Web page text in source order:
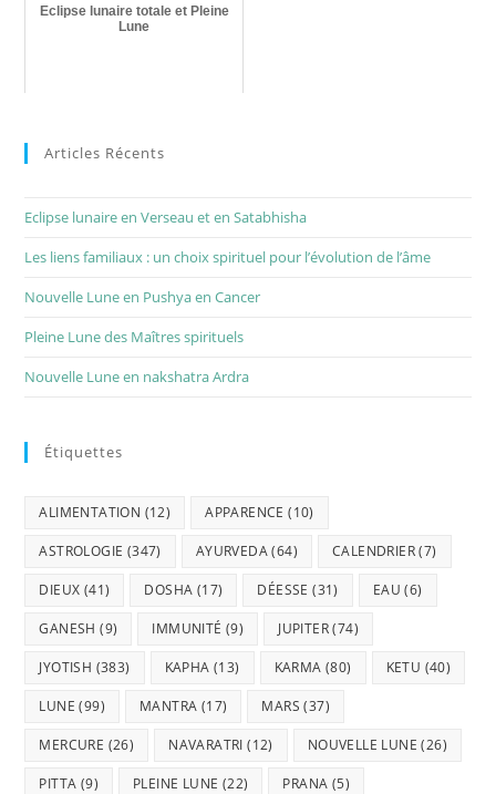
Eclipse lunaire totale et Pleine
Lune
Articles Récents
Eclipse lunaire en Verseau et en Satabhisha
Les liens familiaux : un choix spirituel pour l’évolution de l’âme
Nouvelle Lune en Pushya en Cancer
Pleine Lune des Maîtres spirituels
Nouvelle Lune en nakshatra Ardra
Étiquettes
ALIMENTATION (12) APPARENCE (10)
ASTROLOGIE (347) AYURVEDA(64) CALENDRIER(7)
DIEUX (41) DOSHA (17) DÉESSE (31) EAU (6)
GANESH (9) IMMUNITÉ (9) JUPITER(74)
JYOTISH (383) KAPHA (13) KARMA (80) KETU (40)
LUNE (99) MANTRA (17) MARS (37)
MERCURE (26) NAVARATRI (12) NOUVELLE LUNE (26)
PITTA (9) PLEINE LUNE (22) PRANA (5)